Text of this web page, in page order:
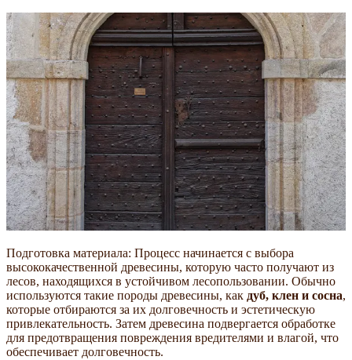
Подготовка материала: Процесс начинается с выбора
высококачественной древесины, которую часто получают из
лесов, находящихся в устойчивом лесопользовании. Обычно
используются такие породы древесины, как дуб, клен и сосна,
которые отбираются за их долговечность и эстетическую
привлекательность. Затем древесина подвергается обработке
для предотвращения повреждения вредителями и влагой, что
обеспечивает долговечность.